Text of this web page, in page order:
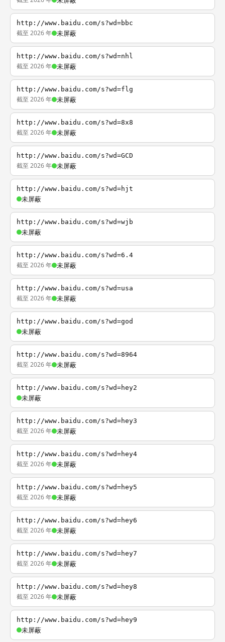
http://www.baidu.com/s?wd=bbc
截至 2026 年 未屏蔽
http://www.baidu.com/s?wd=nhl
截至 2026 年 未屏蔽
http://www.baidu.com/s?wd=flg
截至 2026 年 未屏蔽
http://www.baidu.com/s?wd=8x8
截至 2026 年 未屏蔽
http://www.baidu.com/s?wd=GCD
截至 2026 年 未屏蔽
http://www.baidu.com/s?wd=hjt
未屏蔽
http://www.baidu.com/s?wd=wjb
未屏蔽
http://www.baidu.com/s?wd=6.4
截至 2026 年 未屏蔽
http://www.baidu.com/s?wd=usa
截至 2026 年 未屏蔽
http://www.baidu.com/s?wd=god
未屏蔽
http://www.baidu.com/s?wd=8964
截至 2026 年 未屏蔽
http://www.baidu.com/s?wd=hey2
未屏蔽
http://www.baidu.com/s?wd=hey3
截至 2026 年 未屏蔽
http://www.baidu.com/s?wd=hey4
截至 2026 年 未屏蔽
http://www.baidu.com/s?wd=hey5
截至 2026 年 未屏蔽
http://www.baidu.com/s?wd=hey6
截至 2026 年 未屏蔽
http://www.baidu.com/s?wd=hey7
截至 2026 年 未屏蔽
http://www.baidu.com/s?wd=hey8
截至 2026 年 未屏蔽
http://www.baidu.com/s?wd=hey9
未屏蔽